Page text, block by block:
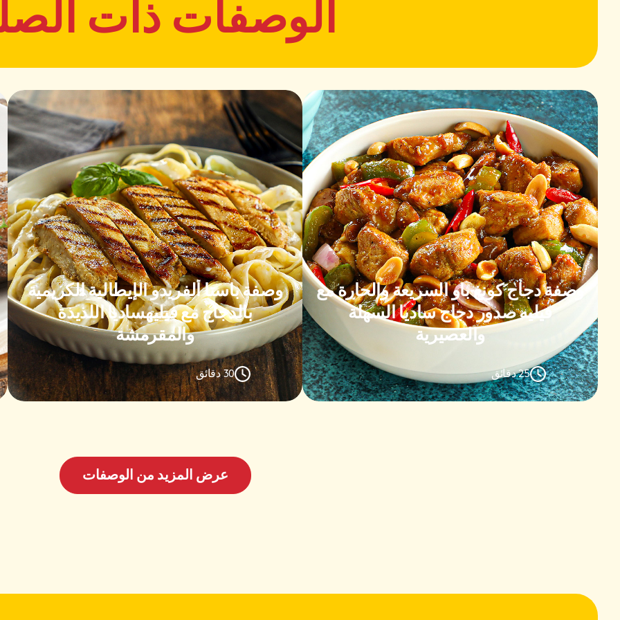
الوصفات ذات
وصفة دجاج كونغ باو السريعة والحارة مع
فيليه صدور دجاج ساديا السهلة
والعصيرية
25 دقائق
وصفة باستا ألفريدو الإيطالية الكريمية
بالدجاج مع فيليهساديا اللذيذة
والمقرمشة
30 دقائق
عرض المزيد من الوصفات